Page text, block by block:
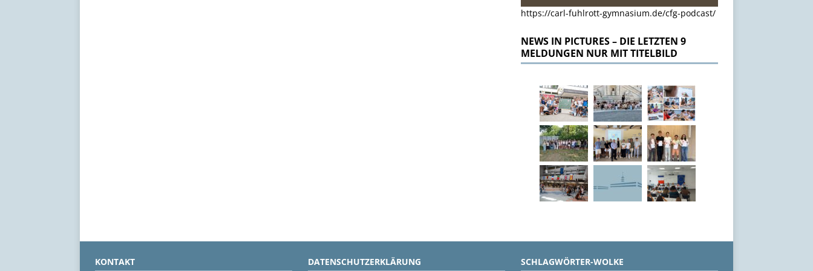
https://carl-fuhlrott-gymnasium.de/cfg-podcast/
NEWS IN PICTURES – DIE LETZTEN 9
MELDUNGEN NUR MIT TITELBILD
KONTAKT DATENSCHUTZERKLÄRUNG SCHLAGWÖRTER-WOLKE